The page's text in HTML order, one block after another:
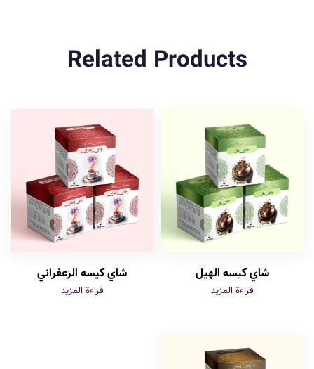
Related Products
شاي كيسه الهيل
قراءة المزيد
شاي كيسه الزعفراني
قراءة المزيد